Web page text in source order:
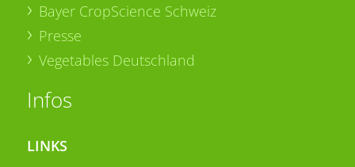
Bayer CropScience Schweiz
Presse
Vegetables Deutschland
Infos
LINKS